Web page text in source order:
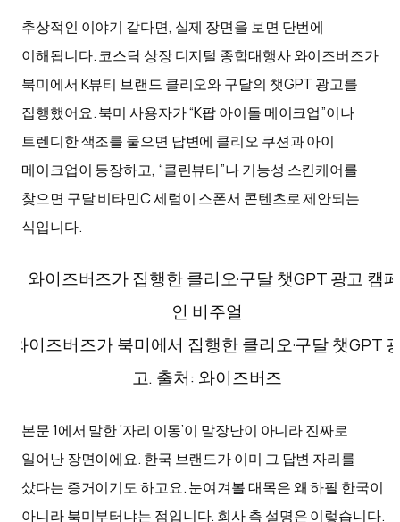
추상적인 이야기 같다면, 실제 장면을 보면 단번에
이해됩니다. 코스닥 상장 디지털 종합대행사 와이즈버즈가
북미에서 K뷰티 브랜드 클리오와 구달의 챗GPT 광고를
집행했어요. 북미 사용자가 “K팝 아이돌 메이크업”이나
트렌디한 색조를 물으면 답변에 클리오 쿠션과 아이
메이크업이 등장하고, “클린뷰티”나 기능성 스킨케어를
찾으면 구달 비타민C 세럼이 스폰서 콘텐츠로 제안되는
식입니다.
와이즈버즈가 북미에서 집행한 클리오·구달 챗GPT
고. 출처: 와이즈버즈
본문 1에서 말한 ‘자리 이동’이 말장난이 아니라 진짜로
일어난 장면이에요. 한국 브랜드가 이미 그 답변 자리를
샀다는 증거이기도 하고요. 눈여겨볼 대목은 왜 하필 한국이
아니라 북미부터냐는 점입니다. 회사 측 설명은 이렇습니다.